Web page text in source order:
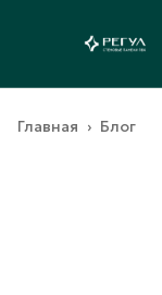
Блог
Главная ›